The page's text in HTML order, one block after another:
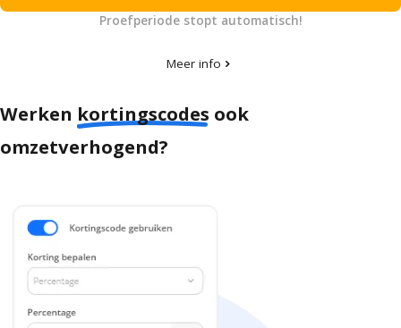
Proefperiode stopt automatisch!
Meer info chevron_right
Werken kortingscodes ook
omzetverhogend?